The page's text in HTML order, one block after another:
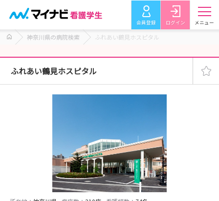
会員登録 ログイン メニュー
神奈川県の病院検索 ふれあい鶴見ホスピタル
ふれあい鶴見ホスピタル